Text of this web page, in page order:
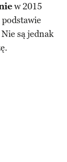
w 2015
Nie są jednak